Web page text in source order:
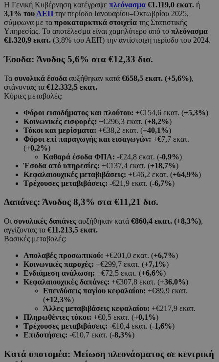
Η Γενική Κυβέρνηση κατέγραψε πλεόνασμα €1.119,0 εκατ. ή
3,1% του ΑΕΠ την περίοδο Ιανουαρίου–Οκτωβρίου 2025,
σύμφωνα με τα προκαταρκτικά στοιχεία της Στατιστικής
Υπηρεσίας. Το αποτέλεσμα είναι χαμηλότερο από το πλεόνασμα
€1.320,9 εκατ. (3,8% του ΑΕΠ) την αντίστοιχη περίοδο του 2024.
Έσοδα: Άνοδος 5,6% στα €12,33 δισ.
Τα συνολικά έσοδα αυξήθηκαν κατά €658,5 εκατ. (+5,6%),
φτάνοντας τα €12.332,5 εκατ.
Κύριες μεταβολές:
Φόροι εισοδήματος και πλούτου: +€154,6 εκατ. (+5,3%)
Κοινωνικές εισφορές: +€296,3 εκατ. (+8,2%)
Τόκοι και μερίσματα: +€38,2 εκατ. (+40,1%)
Φόροι επί παραγωγής και εισαγωγών: +€7,7 εκατ.
(+0,2%)
Καθαρά έσοδα ΦΠΑ: -€24,8 εκατ. (-0,9%)
Έσοδα από υπηρεσίες: +€137,4 εκατ. (+18,7%)
Κεφαλαιουχικές μεταβιβάσεις: +€46,2 εκατ. (+64,9%)
Τρέχουσες μεταβιβάσεις: -€21,9 εκατ. (-6,7%)
Δαπάνες: Άνοδος 8,3% στα €11,21 δισ.
Οι συνολικές δαπάνες αυξήθηκαν κατά €860,4 εκατ. (+8,3%),
αγγίζοντας τα €11.213,5 εκατ.
Βασικές μεταβολές:
Απολαβές προσωπικού: +€201,0 εκατ. (+6,7%)
Κοινωνικές παροχές: +€299,7 εκατ. (+7,1%)
Ενδιάμεση ανάλωση: +€72,5 εκατ. (+6,6%)
Κεφαλαιουχικές δαπάνες: +€307,8 εκατ. (+36,0%)
Επενδύσεις παγίου κεφαλαίου: +€89,9 εκατ.
(+12,3%)
Άλλες μεταβιβάσεις κεφαλαίου: +€217,9 εκατ.
Πληρωθέντες τόκοι: +€0,5 εκατ. (+0,1%)
Τρέχουσες μεταβιβάσεις: -€10,4 εκατ. (-1,6%)
Επιδοτήσεις: -€10,7 εκατ. (-8,3%)
Κατά υποτομέα: Μείωση πλεονάσματος σε κεντρική